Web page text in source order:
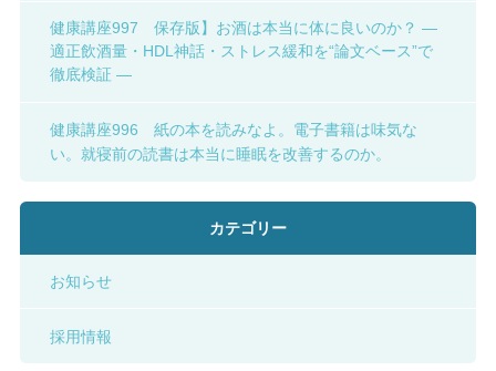
健康講座997 保存版】お酒は本当に体に良いのか？ ―
適正飲酒量・HDL神話・ストレス緩和を“論文ベース”で
徹底検証 ―
健康講座996 紙の本を読みなよ。電子書籍は味気な
い。就寝前の読書は本当に睡眠を改善するのか。
カテゴリー
お知らせ
採用情報